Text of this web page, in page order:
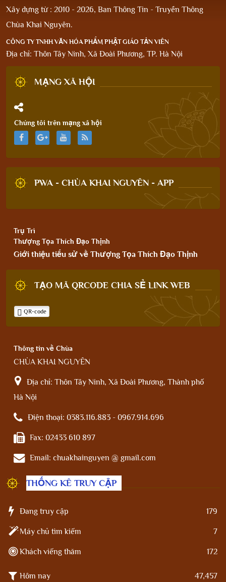
Xây dựng từ : 2010 - 2026, Ban Thông Tin - Truyền Thông
Chùa Khai Nguyên.
CÔNG TY TNHH VĂN HÓA PHẨM PHẬT GIÁO TẢN VIÊN
Địa chỉ: Thôn Tây Ninh, Xã Đoài Phương, TP. Hà Nội
MẠNG XÃ HỘI
Chúng tôi trên mạng xã hội
PWA - CHÙA KHAI NGUYÊN - APP
Trụ Trì
Thượng Tọa Thích Đạo Thịnh
Giới thiệu tiểu sử về Thượng Tọa Thích Đạo Thịnh
TẠO MÃ QRCODE CHIA SẺ LINK WEB
QR-code
Thông tin về Chùa
CHÙA KHAI NGUYÊN
Địa chỉ: Thôn Tây Ninh, Xã Đoài Phương, Thành phố
Hà Nội
Điện thoại: 0383.116.883 - 0967.914.696
Fax: 02433 610 897
Email: chuakhainguyen @ gmail.com
THỐNG KÊ TRUY CẬP
Đang truy cập 179
Máy chủ tìm kiếm 7
Khách viếng thăm 172
Hôm nay 47,457